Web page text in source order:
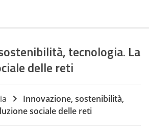
tecnologia. La
delle reti
Innovazione, sostenibilità,
sociale delle reti